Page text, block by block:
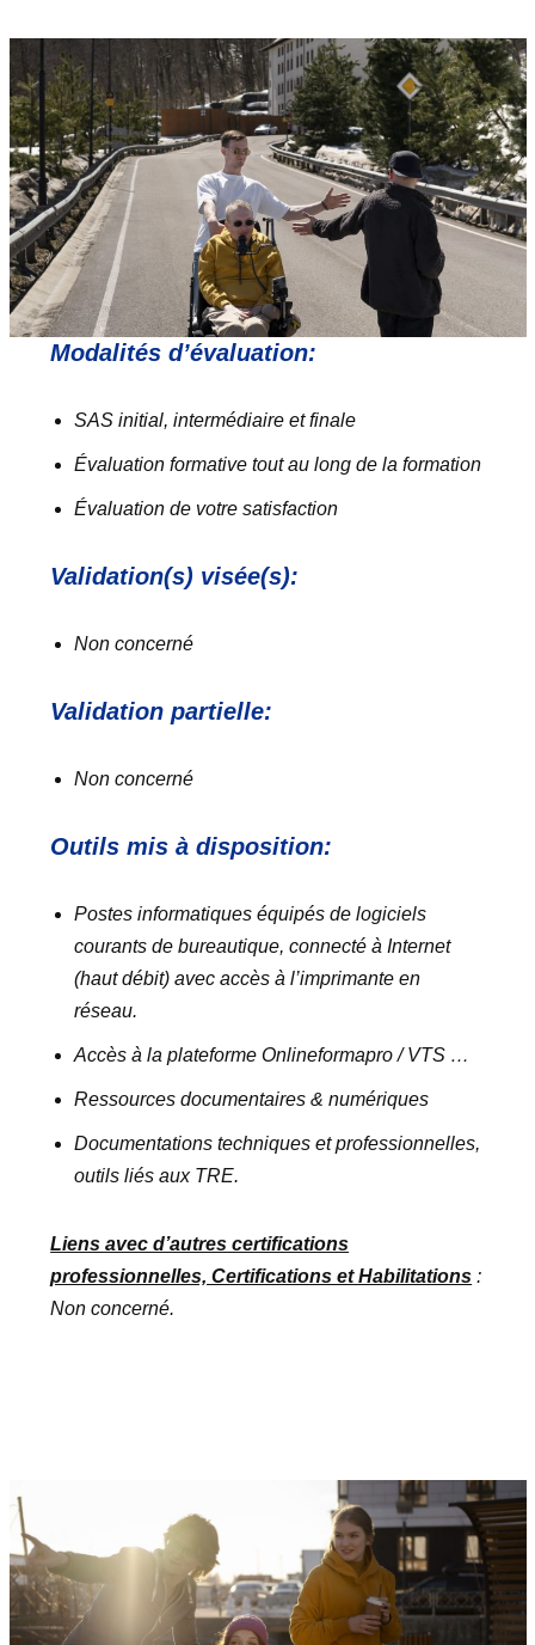
Modalités d’évaluation:
SAS initial, intermédiaire et finale
Évaluation formative tout au long de la formation
Évaluation de votre satisfaction
Validation(s) visée(s):
Non concerné
Validation partielle:
Non concerné
Outils mis à disposition:
Postes informatiques équipés de logiciels
courants de bureautique, connecté à Internet
(haut débit) avec accès à l’imprimante en
réseau.
Accès à la plateforme Onlineformapro / VTS …
Ressources documentaires & numériques
Documentations techniques et professionnelles,
outils liés aux TRE.
Liens avec d’autres certifications
professionnelles, Certifications et Habilitations :
Non concerné.